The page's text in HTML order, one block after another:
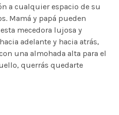
a cualquier espacio de su
Mamá y papá pueden
mecedora lujosa y
adelante y hacia atrás,
una almohada alta para el
querrás quedarte